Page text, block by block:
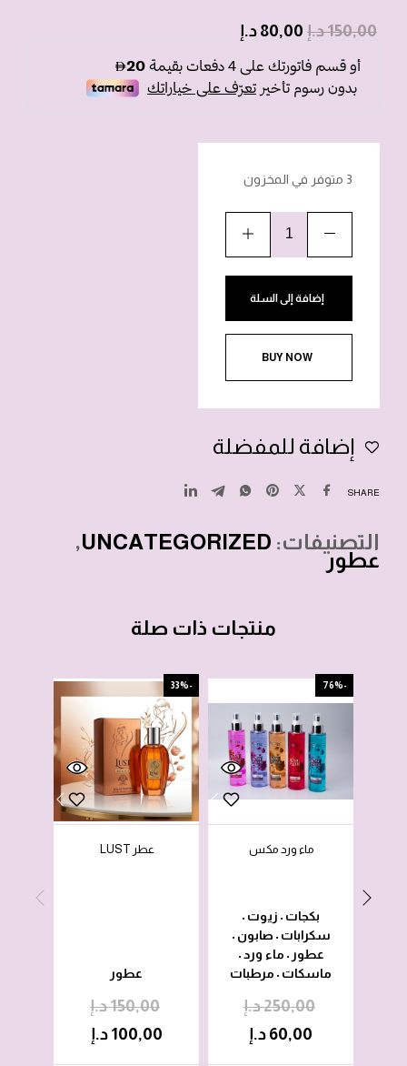
150,00د.إ 80,00 د.إ
3 متوفر في المخزون
إضافة إلى السلة
BUY NOW
إضافة للمفضلة
SHARE
التصنيفات: UNCATEGORIZED
,
عطور
منتجات ذات صلة
-76%
ماء ورد مكس
بكجات • زيوت •
سكرابات • صابون •
عطور • ماء ورد •
ماسكات • مرطبات
250,00د.إ
60,00 د.إ
-33%
عطر LUST
عطور
150,00د.إ
100,00 د.إ